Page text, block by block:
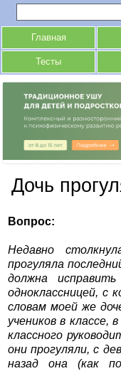
Главная
Тесты
Дочь
Вопрос:
Недавно
прогуляла
должна
одноклассницей, с
словам моей же
учеников в классе,
классного
они прогуляли, с
назад она (как